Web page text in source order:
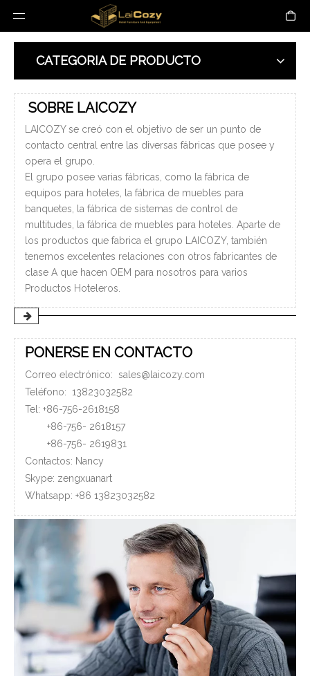
CATEGORIA DE PRODUCTO
SOBRE LAICOZY
LAICOZY se creó con el objetivo de ser un punto de
contacto central entre las diversas fábricas que posee y
opera el grupo.
El grupo posee varias fábricas, como la fábrica de
equipos para hoteles, la fábrica de muebles para
banquetes, la fábrica de sistemas de control de
multitudes, la fábrica de muebles para hoteles. Aparte de
los productos que fabrica el grupo LAICOZY, también
tenemos excelentes relaciones con otros fabricantes de
clase A que hacen OEM para nosotros para varios
Productos Hoteleros.
PONERSE EN CONTACTO
Correo electrónico: sales@laicozy.com
Teléfono: 13823032582
Tel: +86-756-2618158
+86-756- 2618157
+86-756- 2619831
Contactos: Nancy
Skype: zengxuanart
Whatsapp: +86 13823032582